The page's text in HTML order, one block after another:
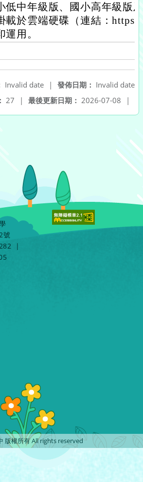
低中年級版、國小高年級版
載於雲端硬碟（連結：
運用。
發佈日期： Invalid date
Invalid date
|
最後更新日期： 2026-07-08 |
27 |
號
|
版權所有 All rights reserved